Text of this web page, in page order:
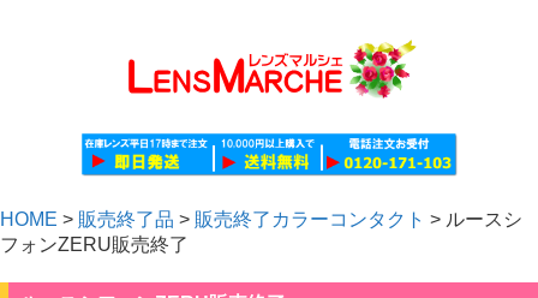
HOME > 販売終了品 > 販売終了カラーコンタクト > ルースシ
フォンZERU販売終了